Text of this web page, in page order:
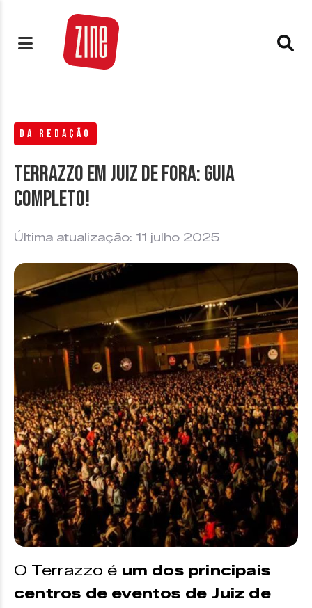
DA REDAÇÃO
Terrazzo em Juiz de Fora: guia
completo!
Última atualização: 11 julho 2025
O Terrazzo é um dos principais
centros de eventos de Juiz de